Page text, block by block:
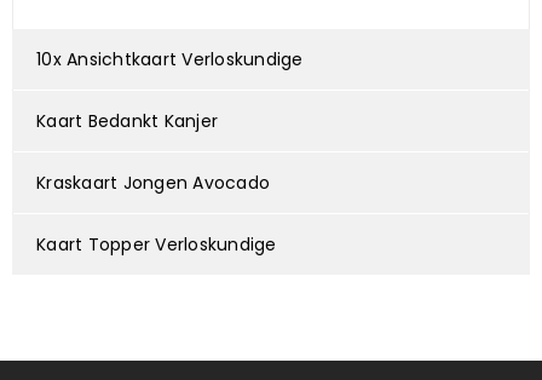
10x Ansichtkaart Verloskundige
Kaart Bedankt Kanjer
Kraskaart Jongen Avocado
Kaart Topper Verloskundige